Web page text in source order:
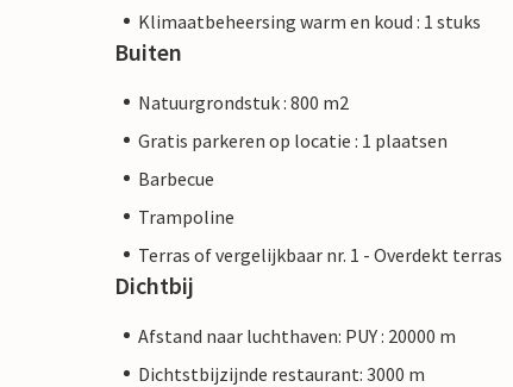
Klimaatbeheersing warm en koud : 1 stuks
Buiten
Natuurgrondstuk : 800 m2
Gratis parkeren op locatie : 1 plaatsen
Barbecue
Trampoline
Terras of vergelijkbaar nr. 1 - Overdekt terras
Dichtbij
Afstand naar luchthaven: PUY : 20000 m
Dichtstbijzijnde restaurant: 3000 m